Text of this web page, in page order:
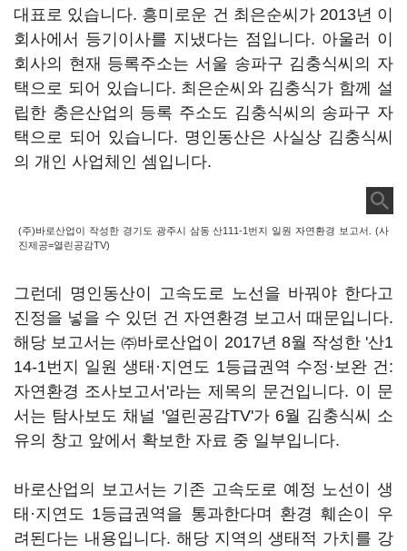
대표로 있습니다. 흥미로운 건 최은순씨가 2013년 이
회사에서 등기이사를 지냈다는 점입니다. 아울러 이
회사의 현재 등록주소는 서울 송파구 김충식씨의 자
택으로 되어 있습니다. 최은순씨와 김충식가 함께 설
립한 충은산업의 등록 주소도 김충식씨의 송파구 자
택으로 되어 있습니다. 명인동산은 사실상 김충식씨
의 개인 사업체인 셈입니다.
(주)바로산업이 작성한 경기도 광주시 삼동 산111-1번지 일원 자연환경 보고서. (사
진제공=열린공감TV)
그런데 명인동산이 고속도로 노선을 바꿔야 한다고
진정을 넣을 수 있던 건 자연환경 보고서 때문입니다.
해당 보고서는 ㈜바로산업이 2017년 8월 작성한 '산1
14-1번지 일원 생태·지연도 1등급권역 수정·보완 건:
자연환경 조사보고서'라는 제목의 문건입니다. 이 문
서는 탐사보도 채널 '열린공감TV'가 6월 김충식씨 소
유의 창고 앞에서 확보한 자료 중 일부입니다.
바로산업의 보고서는 기존 고속도로 예정 노선이 생
태·지연도 1등급권역을 통과한다며 환경 훼손이 우
려된다는 내용입니다. 해당 지역의 생태적 가치를 강